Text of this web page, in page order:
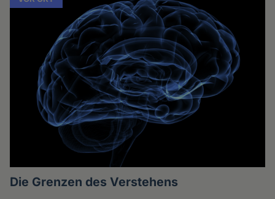
Die Grenzen des Verstehens